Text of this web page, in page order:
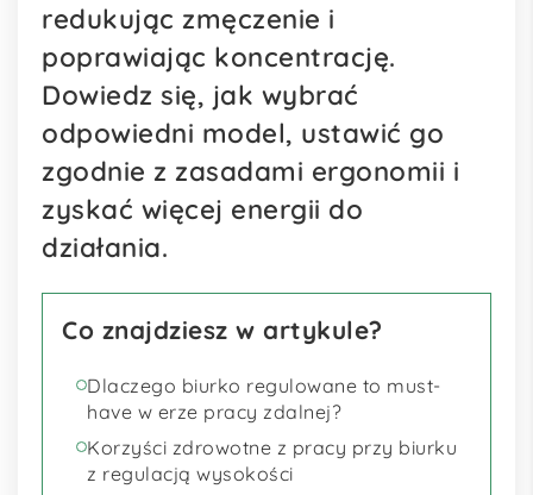
redukując zmęczenie i
poprawiając koncentrację.
Dowiedz się, jak wybrać
odpowiedni model, ustawić go
zgodnie z zasadami ergonomii i
zyskać więcej energii do
działania.
Co znajdziesz w artykule?
Dlaczego biurko regulowane to must-
have w erze pracy zdalnej?
Korzyści zdrowotne z pracy przy biurku
z regulacją wysokości